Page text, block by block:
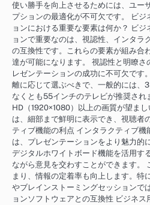
使い勝手を向上させるためには、ユー
プションの最適化が不可欠です。 ビ
ョンにおける重要な要素は何か？ ビ
ョンで重要なのは、視認性、インタラ
の互換性です。これらの要素が組み合
達が可能になります。 視認性と明瞭
レゼンテーションの成功に不可欠です
離に応じて選ぶべきで、一般的には、
なくとも55インチのテレビが推奨され
HD（1920×1080）以上の画質が望ま
は、細部まで鮮明に表示でき、視聴者
ティブ機能の利点 インタラクティブ
は、プレゼンテーションをより魅力的
デジタルホワイトボード機能を活用す
ながら意見を交わすことができます。
まり、情報の定着率も向上します。特
やブレインストーミングセッションで
ョンソフトウェアとの互換性 ビジネ